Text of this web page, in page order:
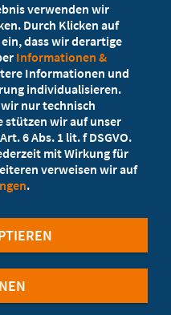
MB-Mitgliedschaft
verwenden wir
Durch Klicken auf
dass wir derartige
Informationen &
Informationen und
individualisieren.
nur technisch
stützen wir auf unser
6 Abs. 1 lit. f DSGVO.
mit Wirkung für
verweisen wir auf
.